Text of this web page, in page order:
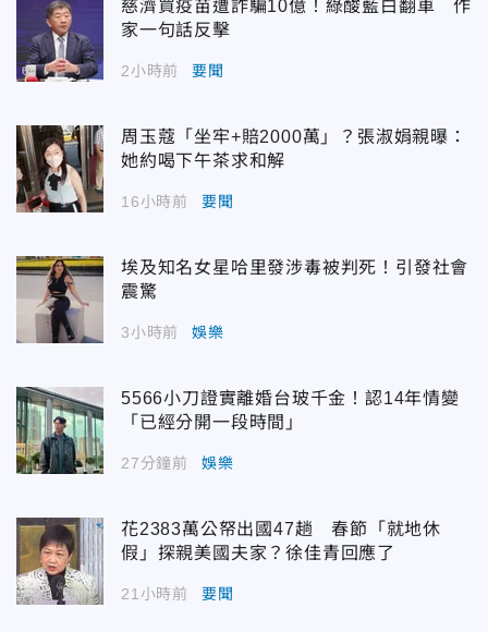
慈濟買疫苗遭詐騙10億！綠酸藍白翻車 作
家一句話反擊
2小時前 要聞
周玉蔻「坐牢+賠2000萬」？張淑娟親曝：
她約喝下午茶求和解
16小時前 要聞
埃及知名女星哈里發涉毒被判死！引發社會
震驚
3小時前 娛樂
5566小刀證實離婚台玻千金！認14年情變
「已經分開一段時間」
27分鐘前 娛樂
花2383萬公帑出國47趟 春節「就地休
假」探親美國夫家？徐佳青回應了
21小時前 要聞